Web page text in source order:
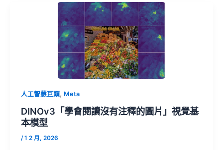
人工智慧巨頭, Meta
DINOv3「學會閱讀沒有注釋的圖片」視覺基
本模型
/1 2 月, 2026